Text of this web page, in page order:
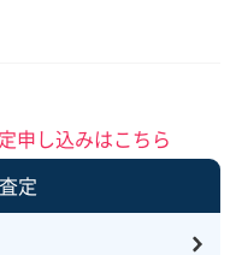
申し込みはこちら
定